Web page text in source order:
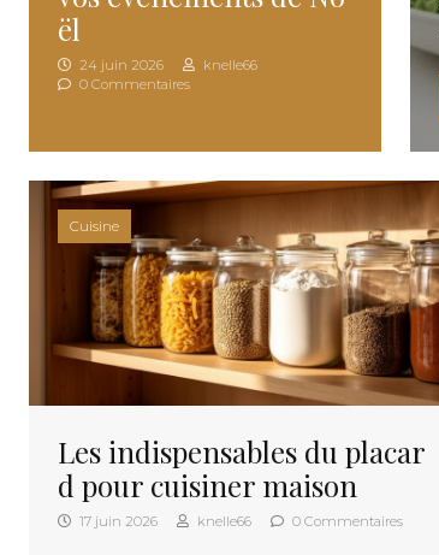
ël
24 juin 2026
knelle66
0 Commentaires
Cuisine
Les indispensables du placar
d pour cuisiner maison
17 juin 2026 knelle66 0 Commentaires